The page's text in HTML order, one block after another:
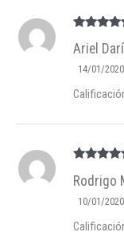
5de 5
Ariel
14/01/2020
5de 5
Rodrigo
10/01/2020